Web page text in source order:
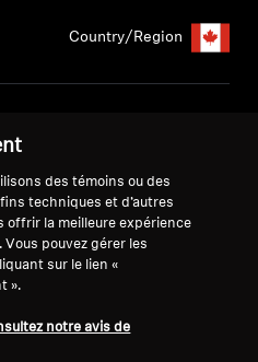
Country/Region
Carrière chez Sonova
Personnes-ressources
pour les médias
des témoins ou des
techniques et d’autres
offrir la meilleure expérience
pouvez gérer les
sur le lien «
».
notre avis de